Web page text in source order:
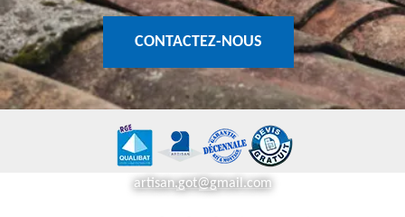
CONTACTEZ-NOUS
artisan.got@gmail.com